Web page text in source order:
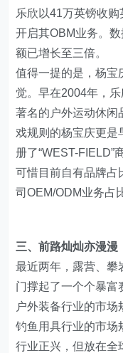
乐欣以41万英镑收
开启其OBM业务。
额已增长至三倍。
值得一提的是，杨宝
觉。早在2004年，
著名的户外运动休闲
戏规则的杨宝庆更是
册了“WEST-FIELD”
可惜目前自有品牌占
司OEM/ODM业务占
三、前路灿灿亦漫漫
最近两年，露营、攀
门撑起了一个个暴富
户外装备行业的市
钓鱼用具行业的市场
行业正兴，但放在全